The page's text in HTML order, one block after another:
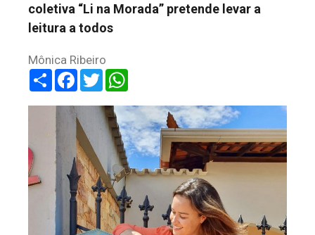
coletiva “Li na Morada” pretende levar a
leitura a todos
Mônica Ribeiro
ShareFacebook
Twitter